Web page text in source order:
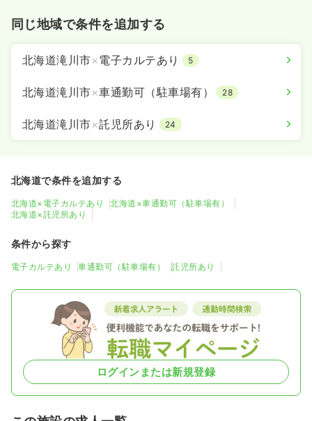
同じ地域で条件を追加する
北海道滝川市×電子カルテあり 5
北海道滝川市×車通勤可（駐車場有） 28
北海道滝川市×託児所あり 24
北海道で条件を追加する
北海道×電子カルテあり
北海道×車通勤可（駐車場有）
北海道×託児所あり
条件から探す
電子カルテあり 車通勤可（駐車場有） 託児所あり
ログインまたは新規登録